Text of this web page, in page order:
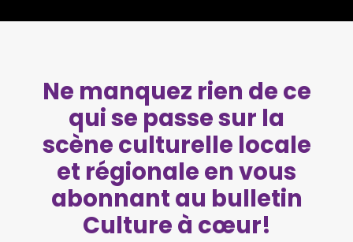
Ne manquez rien de ce
qui se passe sur la
scène culturelle locale
et régionale en vous
abonnant au bulletin
Culture à cœur!